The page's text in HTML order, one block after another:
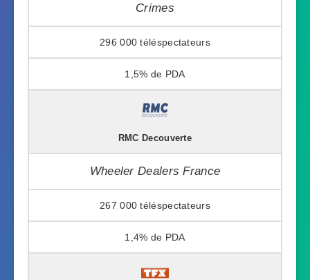
Crimes
296 000
1,5%
RMC Decouverte
Wheeler Dealers France
267 000
1,4%